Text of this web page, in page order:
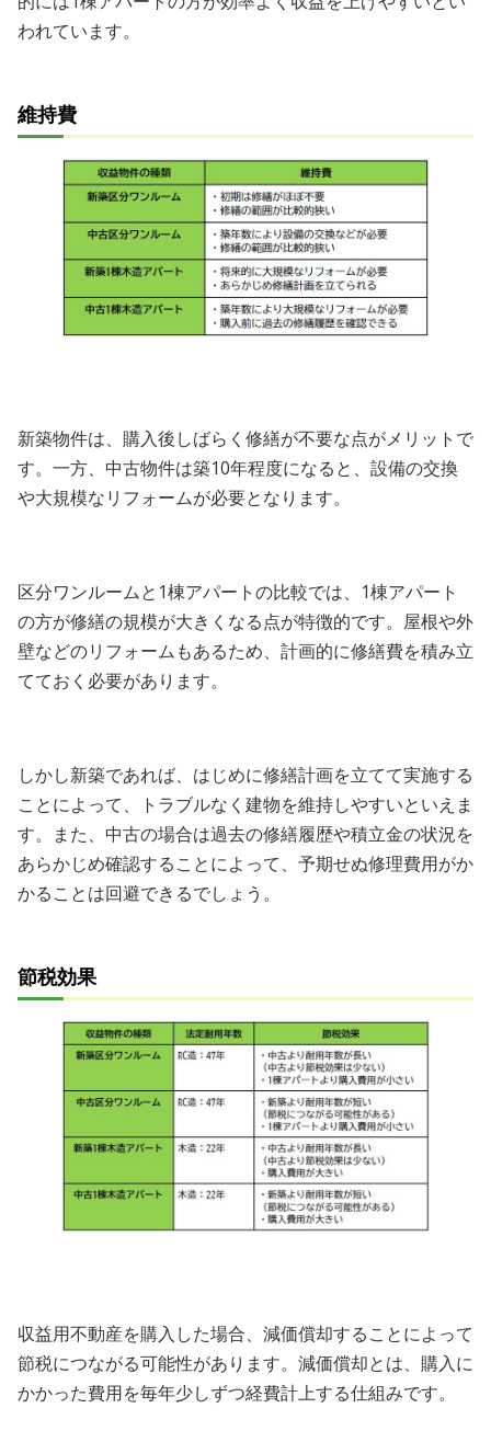
われています。
維持費
新築物件は、購入後しばらく修繕が不要な点がメリットで
す。一方、中古物件は築10年程度になると、設備の交換
や大規模なリフォームが必要となります。
区分ワンルームと1棟アパートの比較では、1棟アパート
の方が修繕の規模が大きくなる点が特徴的です。屋根や外
壁などのリフォームもあるため、計画的に修繕費を積み立
てておく必要があります。
しかし新築であれば、はじめに修繕計画を立てて実施する
ことによって、トラブルなく建物を維持しやすいといえま
す。また、中古の場合は過去の修繕履歴や積立金の状況を
あらかじめ確認することによって、予期せぬ修理費用がか
かることは回避できるでしょう。
節税効果
収益用不動産を購入した場合、減価償却することによって
節税につながる可能性があります。減価償却とは、購入に
かかった費用を毎年少しずつ経費計上する仕組みです。